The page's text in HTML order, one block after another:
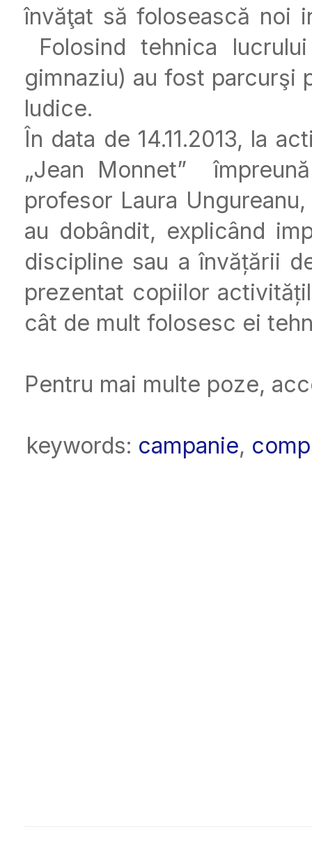
învăţat să folosească noi
Folosind tehnica
gimnaziu) au fost parcurşi
ludice.
În data de 14.11.2013, la
„Jean Monnet”
profesor Laura
au dobândit, explicând
discipline sau a învățării
prezentat copiilor
cât de mult folosesc ei
Pentru mai multe poze,
keywords: campanie,